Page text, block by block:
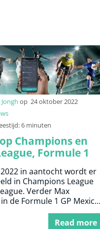
op 24 oktober 2022
6 minuten
Champions en
Formule 1
Mexico en EK
in aantocht wordt er
in Champions League
Verder Max
de Formule 1 GP Mexico
Read more